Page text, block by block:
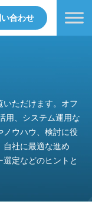
合わせ
ただけます。オフ
用、システム運用な
ノウハウ、検討に役
自社に最適な進め
定などのヒントと